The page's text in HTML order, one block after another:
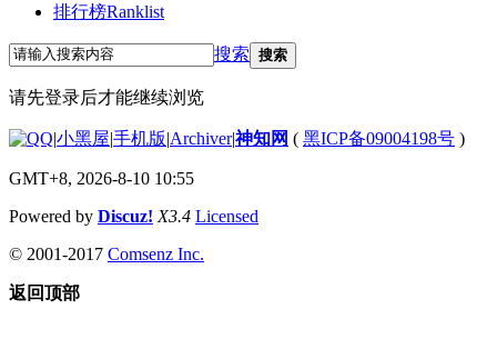
排行榜Ranklist
搜索 搜索
请先登录后才能继续浏览
|小黑屋|手机版|Archiver|神知网 ( 黑ICP备09004198号 )
GMT+8, 2026-8-10 10:55
Powered by Discuz! X3.4 Licensed
© 2001-2017 Comsenz Inc.
返回顶部